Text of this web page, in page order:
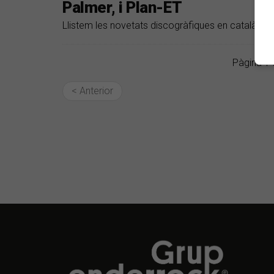
Palmer, i Plan-ET
Llistem les novetats discogràfiques en català
Pàgina 1
< Anterior